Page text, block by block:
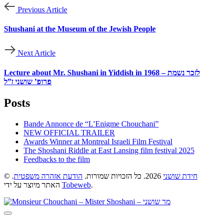
Previous Article
Shushani at the Museum of the Jewish People
Next Article
Lecture about Mr. Shushani in Yiddish in 1968 – לזכר נשמת
פרופ’ שושני ז”ל
Posts
Bande Annonce de “L’Enigme Chouchani”
NEW OFFICIAL TRAILER
Awards Winner at Montreal Israeli Film Festival
The Shoshani Riddle at East Lansing film festival 2025
Feedbacks to the film
©
חידת שושני הודעת אזהרה משפטית.
Tobeweb.